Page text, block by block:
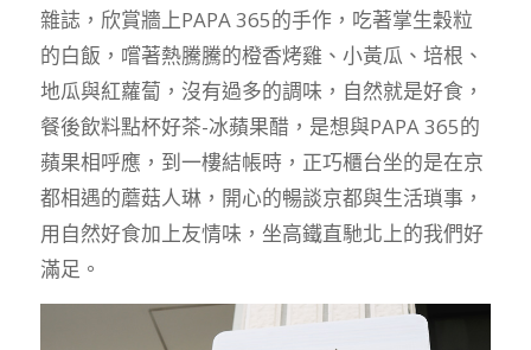
雜誌，欣賞牆上PAPA 365的手作，吃著掌生穀粒
的白飯，嚐著熱騰騰的橙香烤雞、小黃瓜、培根、
地瓜與紅蘿蔔，沒有過多的調味，自然就是好食，
餐後飲料點杯好茶-冰蘋果醋，是想與PAPA 365的
蘋果相呼應，到一樓結帳時，正巧櫃台坐的是在京
都相遇的蘑菇人琳，開心的暢談京都與生活瑣事，
用自然好食加上友情味，坐高鐵直馳北上的我們好
滿足。